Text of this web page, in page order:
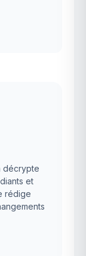
décrypte
et
rédige